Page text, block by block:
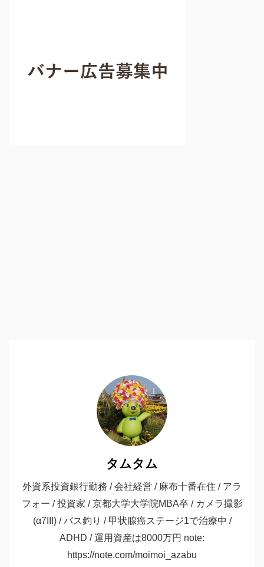
タムタム
外資系投資銀行勤務 / 会社経営 / 麻布十番在住 / アラ
フォー / 投資家 / 京都大学大学院MBA卒 / カメラ撮影
(α7III) / バス釣り / 甲状腺癌ステージ1で治療中 /
ADHD / 運用資産は8000万円 note:
https://note.com/moimoi_azabu